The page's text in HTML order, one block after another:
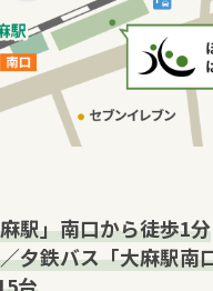
駅」南口から徒歩1分
夕鉄バス「大麻駅南